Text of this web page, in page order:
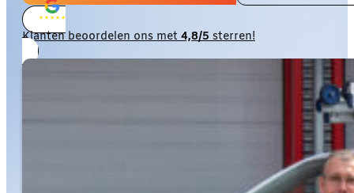
Klanten beoordelen ons met4,8/5sterren!